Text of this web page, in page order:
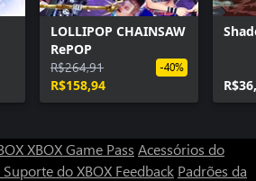
LOLLIPOP CHAINSAW
RePOP
R$264,91
R$158,94
-40%
XBOX Game Pass Acessórios do
Suporte do XBOX Feedback Padrões da